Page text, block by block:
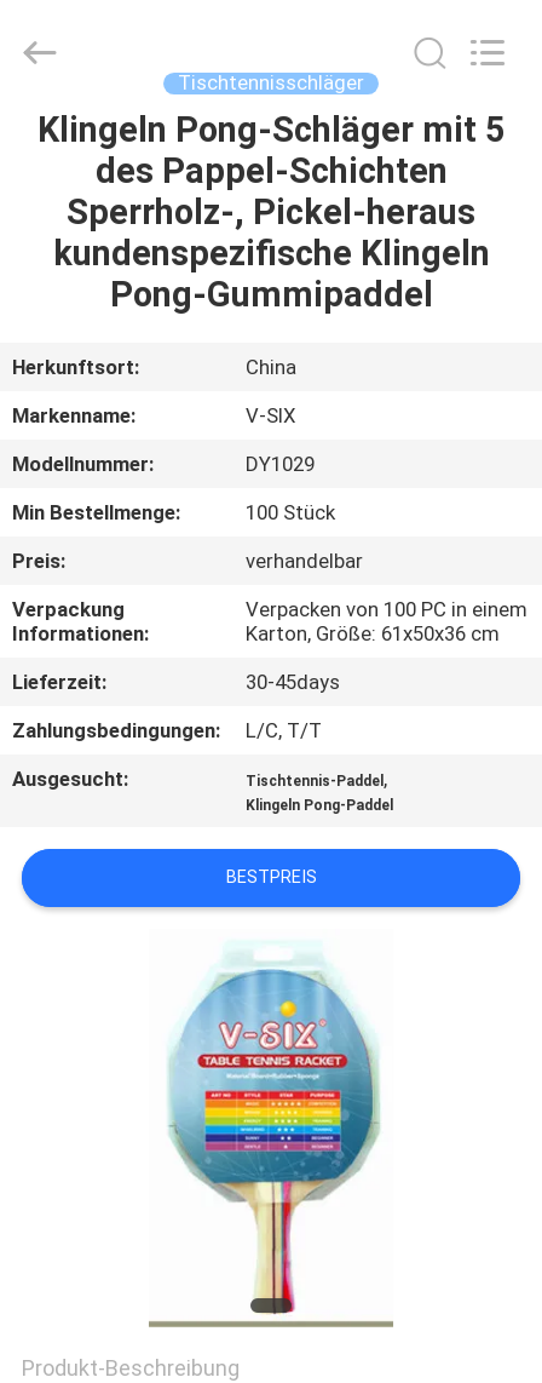
ZU
HAUSE
PRODUKTE
UNS
QUALITÄTSKONTROLLE
KONTAKT
MIT
UNS
UM
EIN
ANGEBOT
Sports
Ltd..
Tischtennisschläger
Klingeln Pong-Schläger mit 5
des Pappel-Schichten
Sperrholz-, Pickel-heraus
kundenspezifische Klingeln
Pong-Gummipaddel
Herkunftsort:
China
Markenname:
V-SIX
Modellnummer:
DY1029
Min Bestellmenge:
100 Stück
Preis:
verhandelbar
Verpackung
Informationen:
Verpacken von 100 PC in einem
Karton, Größe: 61x50x36 cm
Lieferzeit:
30-45days
Zahlungsbedingungen:
L/C, T/T
Ausgesucht:
Tischtennis-Paddel ,
Klingeln Pong-Paddel
BESTPREIS
Produkt-Beschreibung